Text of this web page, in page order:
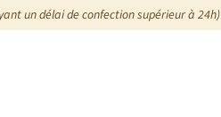
un délai de confection supérieur à 24h)